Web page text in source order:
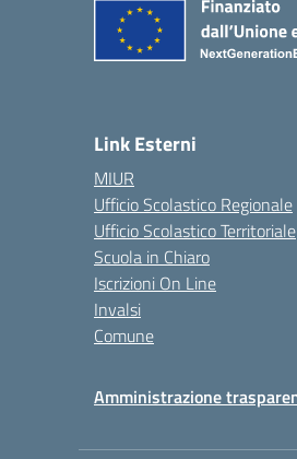
Link Esterni
MIUR
Ufficio Scolastico Regionale
Ufficio Scolastico Territoriale
Scuola in Chiaro
Iscrizioni On Line
Invalsi
Comune
Amministrazione